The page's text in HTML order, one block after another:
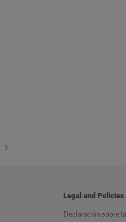
Legal and Policies
Declaración sobre la